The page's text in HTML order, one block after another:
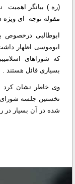
(‌ره )‌ بیانگر اهمیت
مقوله توجه ای
ابوطالبی درخصوص
ابوموسی اظهار
که شوراهای
بسیاری قائل هستند .
وی خاطر نشان کرد
نخستین جلسه شورای
شده در آن بسیار در